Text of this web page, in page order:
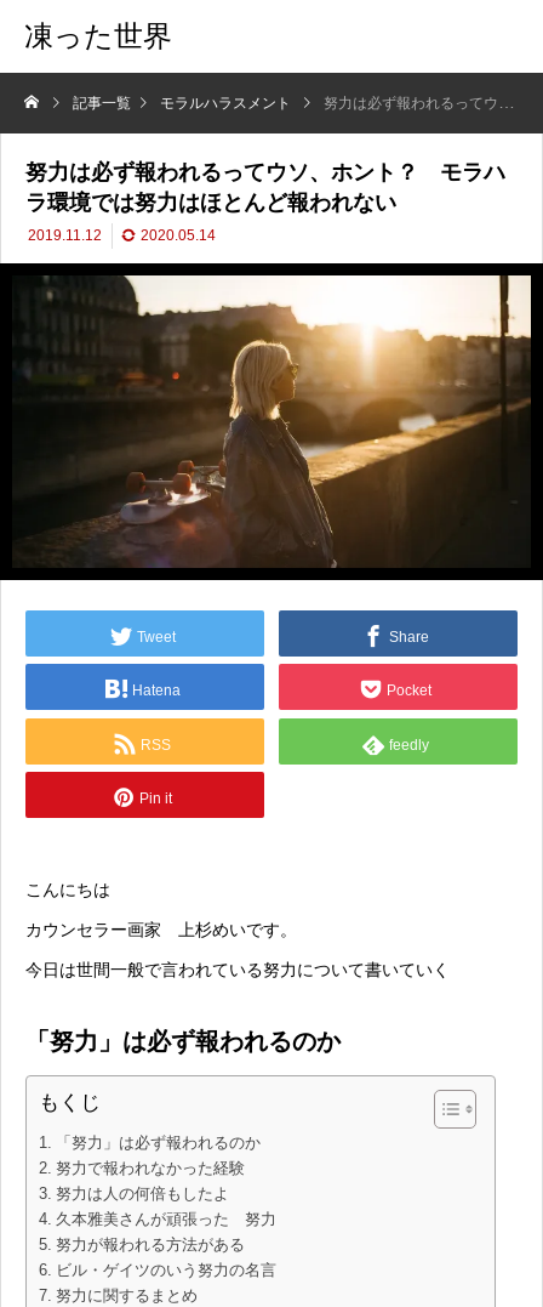
凍った世界
記事一覧 モラルハラスメント 努力は必ず報われるってウソ、ホント？ モラハラ環境では努力はほとんど報われない
努力は必ず報われるってウソ、ホント？ モラハ
ラ環境では努力はほとんど報われない
2019.11.12 2020.05.14
Tweet Share
Hatena Pocket
RSS feedly
Pin it
こんにちは
カウンセラー画家 上杉めいです。
今日は世間一般で言われている努力について書いていく
「努力」は必ず報われるのか
もくじ
「努力」は必ず報われるのか
努力で報われなかった経験
努力は人の何倍もしたよ
久本雅美さんが頑張った 努力
努力が報われる方法がある
ビル・ゲイツのいう努力の名言
努力に関するまとめ